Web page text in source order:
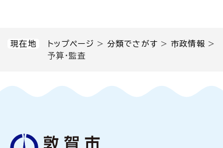
現在地 トップページ >分類でさがす >市政情報 >
予算・監査